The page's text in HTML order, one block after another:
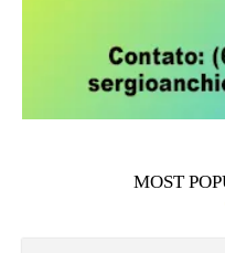
MOST